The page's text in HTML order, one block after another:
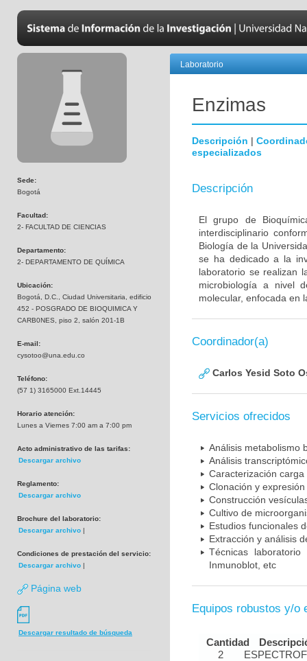
Sede:
Bogotá
Facultad:
2- FACULTAD DE CIENCIAS
Departamento:
2- DEPARTAMENTO DE QUÍMICA
Ubicación:
Bogotá, D.C., Ciudad Universitaria, edificio
452 - POSGRADO DE BIOQUIMICA Y
CARB0NES, piso 2, salón 201-1B
E-mail:
cysotoo@una.edu.co
Teléfono:
(57 1) 3165000 Ext.14445
Horario atención:
Lunes a Viernes 7:00 am a 7:00 pm
Acto administrativo de las tarifas:
Descargar archivo
Reglamento:
Descargar archivo
Brochure del laboratorio:
Descargar archivo |
Condiciones de prestación del servicio:
Descargar archivo |
Página web
Descargar resultado de búsqueda
Laboratorio
Enzimas
Descripción |
especializados
Descripción
El grupo de
interdisciplinario
Biología de la
se ha dedicado a la
laboratorio se realizan
microbiología a nivel
molecular, enfocada en
Coordinador(a)
Carlos Yesid Soto
Servicios ofrecidos
Análisis metabolismo
Análisis
Caracterización
Clonación y
Construcción
Cultivo de
Estudios funcionales
Extracción y análisis
Técnicas laboratorio
Inmunoblot, etc
Equipos robustos y/o
Cantidad
2